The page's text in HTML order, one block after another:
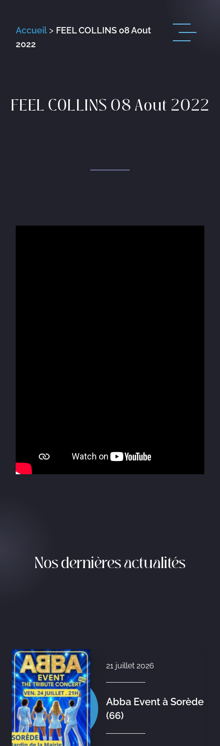
Accueil> FEEL COLLINS 08 Aout
2022
FEEL COLLINS 08 Aout 2022
Nos dernières actualités
21 juillet 2026
Abba Event à Sorède
(66)